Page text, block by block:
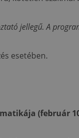
jellegű. A
esetében.
(február